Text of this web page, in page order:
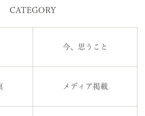
CATEGORY
今、思うこと
メディア掲載